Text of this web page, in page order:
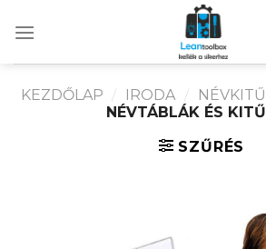
KEZDŐLAP / IRODA /
NÉVTÁBLÁK ÉS
SZŰRÉS